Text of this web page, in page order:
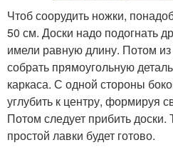
Чтоб соорудить ножки,
50 см. Доски надо подогнать
имели равную длину. Потом из
собрать прямоугольную
каркаса. С одной стороны
углубить к центру, формируя
Потом следует прибить
простой лавки будет готово.